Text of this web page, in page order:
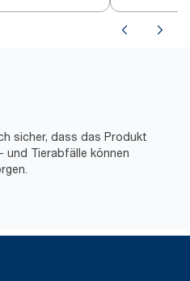
sicher, dass das Produkt
und Tierabfälle können